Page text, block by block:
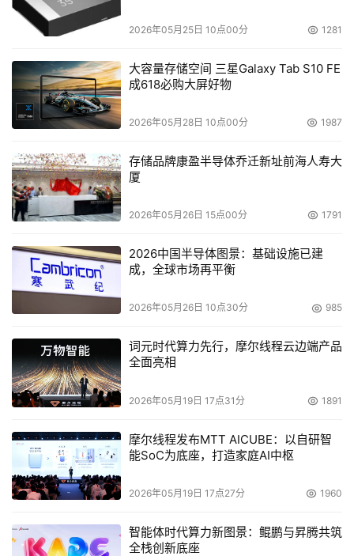
2026年05月25日 10点00分 1281
大容量存储空间 三星Galaxy Tab S10 FE
成618必购大屏好物
2026年05月28日 10点00分 1987
存储品牌康盈半导体乔迁新址前海人寿大
厦
2026年05月26日 15点00分 1791
2026中国半导体图景：基础设施已建
成，全球市场再平衡
2026年05月26日 10点30分 985
词元时代算力先行，摩尔线程云边端产品
全面亮相
2026年05月19日 17点31分 1891
摩尔线程发布MTT AICUBE：以自研智
能SoC为底座，打造家庭AI中枢
2026年05月19日 17点27分 1960
智能体时代算力新图景：鲲鹏与昇腾共筑
全栈创新底座